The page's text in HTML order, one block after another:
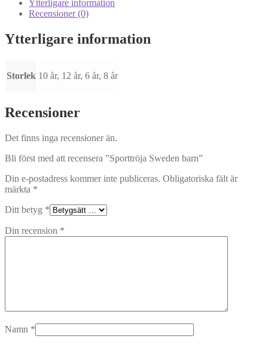
Ytterligare information
Recensioner (0)
Ytterligare information
Storlek 10 år, 12 år, 6 år, 8 år
Recensioner
Det finns inga recensioner än.
Bli först med att recensera ”Sporttröja Sweden barn”
Din e-postadress kommer inte publiceras. Obligatoriska fält är
märkta *
Ditt betyg *
Din recension *
Namn *